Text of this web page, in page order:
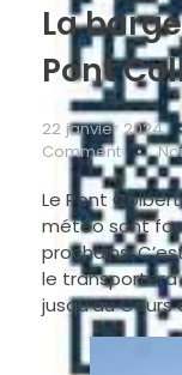
La
Pont
22 janvier 2024
Comment
Le Pont
météo sont
prochains.
le
jusqu’au Cours